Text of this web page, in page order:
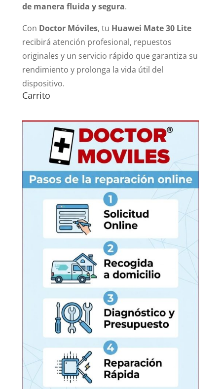
de manera fluida y segura.
Con Doctor Móviles, tu Huawei Mate 30 Lite
recibirá atención profesional, repuestos
originales y un servicio rápido que garantiza su
rendimiento y prolonga la vida útil del
dispositivo.
Carrito